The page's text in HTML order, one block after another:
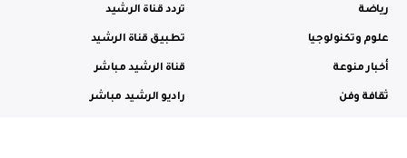
رياضة
علوم وتكنولوجيا
أخبار منوعة
ثقافة وفن
تردد قناة الرشيد
تطبيق قناة الرشيد
قناة الرشيد مباشر
راديو الرشيد مباشر